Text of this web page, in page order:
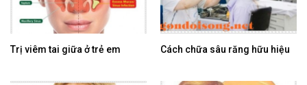
Trị viêm tai giữa ở trẻ em Cách chữa sâu răng hữu hiệu